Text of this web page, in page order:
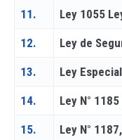
11. Ley 1055
12. Ley de
13. Ley
14. Ley N°
15. Ley N°